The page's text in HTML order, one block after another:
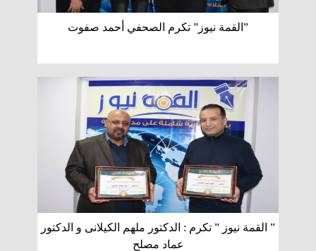
”القمة نيوز” تكرم الصحفي أحمد صفوت
” القمة نيوز ” تكرم : الدكتور ملهم الكيلانى و الدكتور
عماد مصلح